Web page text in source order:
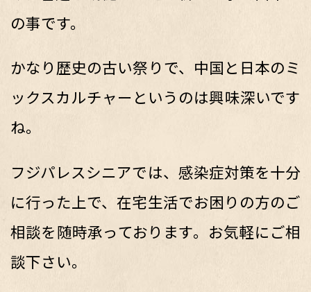
の事です。
かなり歴史の古い祭りで、中国と日本のミ
ックスカルチャーというのは興味深いです
ね。
フジパレスシニアでは、感染症対策を十分
に行った上で、在宅生活でお困りの方のご
相談を随時承っております。お気軽にご相
談下さい。